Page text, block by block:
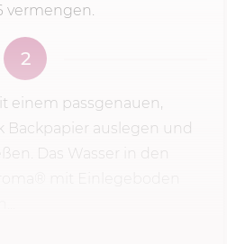
vermengen.
2
einem passgenauen,
auslegen und
Das Wasser in den